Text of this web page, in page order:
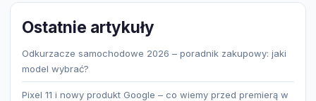
Ostatnie artykuły
Odkurzacze samochodowe 2026 – poradnik zakupowy: jaki
model wybrać?
Pixel 11 i nowy produkt Google – co wiemy przed premierą w